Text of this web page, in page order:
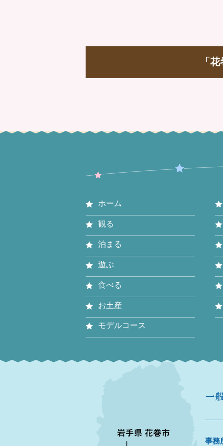
「
ホーム
観る
泊まる
遊ぶ
食べる
お土産
モデルコース
事務